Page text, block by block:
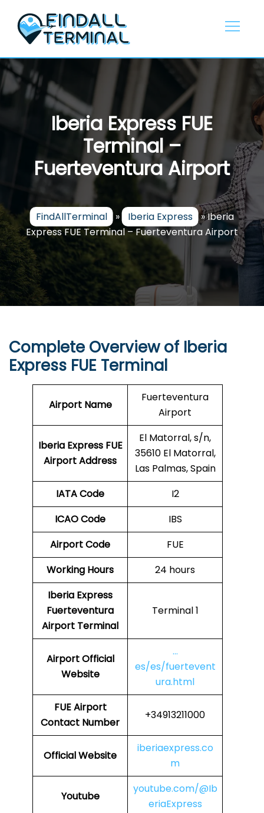
content
Iberia Express FUE
Terminal –
Fuerteventura Airport
FindAllTerminal » Iberia Express »Iberia
Express FUE Terminal – Fuerteventura Airport
Complete Overview of Iberia
Express FUE Terminal
Airport Name
Fuerteventura
Airport
Iberia Express FUE
Airport Address
El Matorral, s/n,
35610 El Matorral,
Las Palmas, Spain
IATA Code
I2
ICAO Code
IBS
Airport Code
FUE
Working Hours
24 hours
Iberia Express
Fuerteventura
Airport Terminal
Terminal 1
Airport Official
Website
…
es/es/fuertevent
ura.html
FUE Airport
Contact Number
+34913211000
Official Website
iberiaexpress.co
m
Youtube
youtube.com/@Ib
eriaExpress